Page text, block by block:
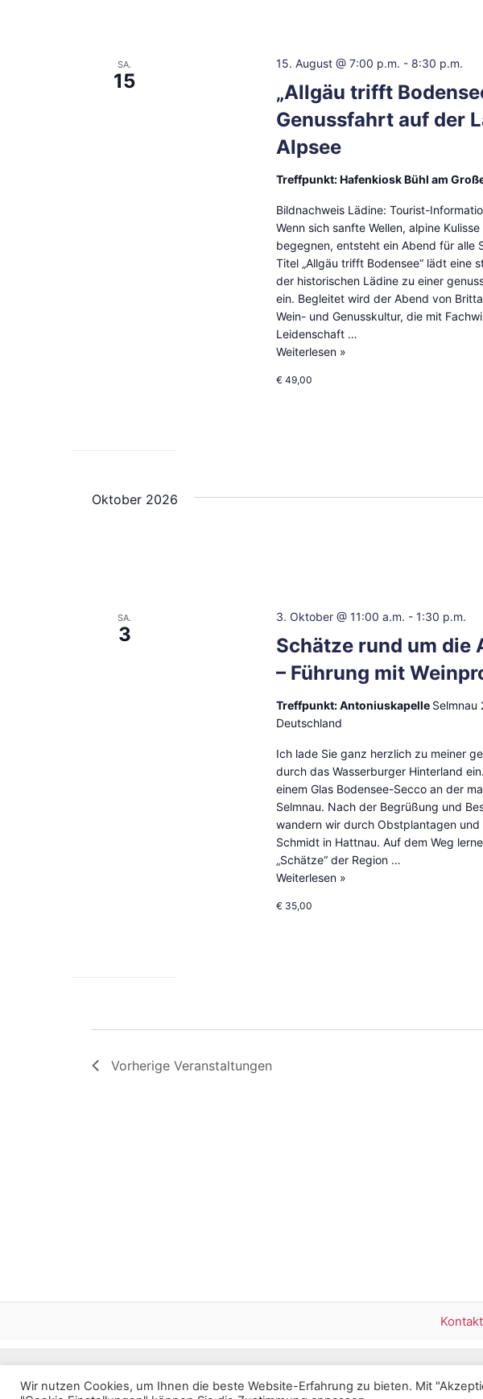
SA.
15
„Allgäu trifft
Genussfahrt auf der
Alpsee
15. August @ 7:00 p.m. - 8:30 p.m.
Treffpunkt: Hafenkiosk Bühl am
Bildnachweis Lädine: Tourist-
Wenn sich sanfte Wellen, alpine
begegnen, entsteht ein Abend für alle
Titel „Allgäu trifft Bodensee“ lädt eine
der historischen Lädine zu einer
ein. Begleitet wird der Abend von
Wein- und Genusskultur, die mit
Leidenschaft …
Weiterlesen »
€ 49,00
Oktober 2026
SA.
3
Schätze rund um die
– Führung mit
3. Oktober @ 11:00 a.m. -1:30 p.m.
Treffpunkt: Antoniuskapelle Selmnau
Deutschland
Ich lade Sie ganz herzlich zu meiner
durch das Wasserburger Hinterland
einem Glas Bodensee-Secco an der
Selmnau. Nach der Begrüßung und
wandern wir durch Obstplantagen
Schmidt in Hattnau. Auf dem Weg
„Schätze“ der Region …
Weiterlesen »
€ 35,00
Vorherige Veranstaltungen
Kontakt
Copyright © 2026 Britta Mangold -
Wir nutzen Cookies, um Ihnen die beste Website-Erfahrung zu bieten. Mit